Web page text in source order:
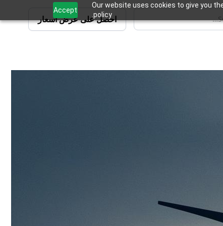
Our website uses cookies to give you
policy.
Accept
احصل على عرض أسعار
العمليات ومشاركة